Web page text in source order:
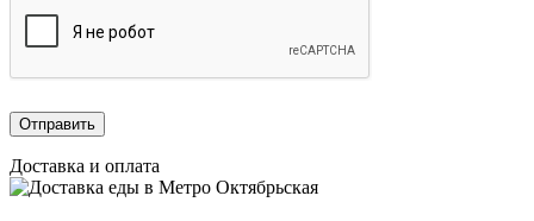
Доставка и оплата